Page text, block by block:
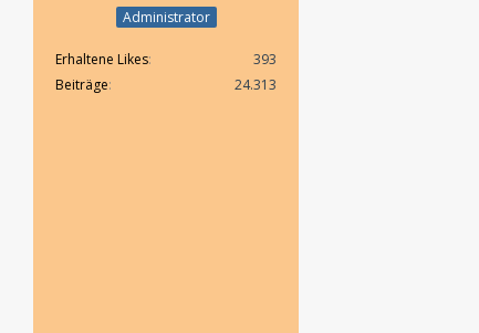
Administrator
Erhaltene Likes
393
Beiträge
24.313